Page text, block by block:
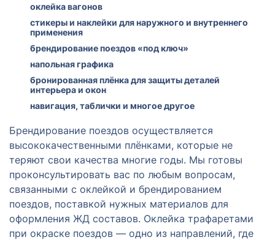
оклейка вагонов
стикеры и наклейки для наружного и внутреннего
применения
брендирование поездов «под ключ»
напольная графика
бронированная плёнка для защиты деталей
интерьера и окон
навигация, таблички и многое другое
Брендирование поездов осуществляется
высококачественными плёнками, которые не
теряют свои качества многие годы. Мы готовы
проконсультировать вас по любым вопросам,
связанными с оклейкой и брендированием
поездов, поставкой нужных материалов для
оформления ЖД составов. Оклейка трафаретами
при окраске поездов — одно из направлений, где